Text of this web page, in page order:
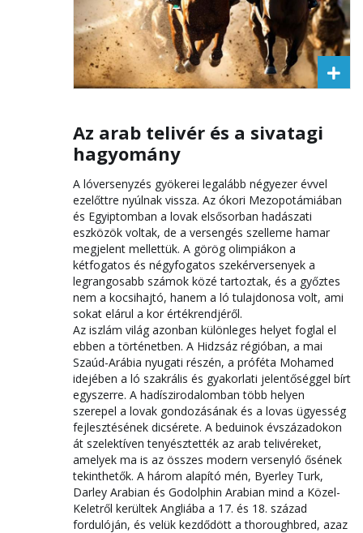
Az arab telivér és a sivatagi
hagyomány
A lóversenyzés gyökerei legalább négyezer évvel
ezelőttre nyúlnak vissza. Az ókori Mezopotámiában
és Egyiptomban a lovak elsősorban hadászati
eszközök voltak, de a versengés szelleme hamar
megjelent mellettük. A görög olimpiákon a
kétfogatos és négyfogatos szekérversenyek a
legrangosabb számok közé tartoztak, és a győztes
nem a kocsihajtó, hanem a ló tulajdonosa volt, ami
sokat elárul a kor értékrendjéről.
Az iszlám világ azonban különleges helyet foglal el
ebben a történetben. A Hidzsáz régióban, a mai
Szaúd-Arábia nyugati részén, a próféta Mohamed
idejében a ló szakrális és gyakorlati jelentőséggel bírt
egyszerre. A hadíszirodalomban több helyen
szerepel a lovak gondozásának és a lovas ügyesség
fejlesztésének dicsérete. A beduinok évszázadokon
át szelektíven tenyésztették az arab telivéreket,
amelyek ma is az összes modern versenyló ősének
tekinthetők. A három alapító mén, Byerley Turk,
Darley Arabian és Godolphin Arabian mind a Közel-
Keletről kerültek Angliába a 17. és 18. század
fordulóján, és velük kezdődött a thoroughbred, azaz